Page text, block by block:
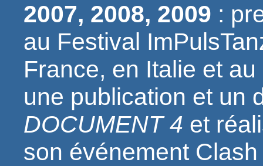
2007, 2008, 2009 :
au Festival
France, en Italie et
une publication et un
DOCUMENT 4 et
son événement